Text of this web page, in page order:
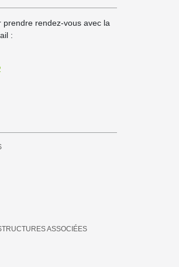
prendre rendez-vous avec la
:
ASSOCIÉES